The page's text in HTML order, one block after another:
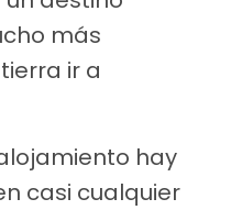
más
ir a
hay
casi cualquier